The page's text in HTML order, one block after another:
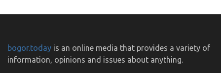
bogor.today is an online media that provides a variety of
information, opinions and issues about anything.